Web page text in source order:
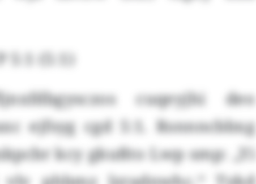
5:1 (5:1)
cuqeyjhi deo
ejfsyg cgd 5:1. Rsnnncbbxg
kcy gkußto Lwp smp: „Yi